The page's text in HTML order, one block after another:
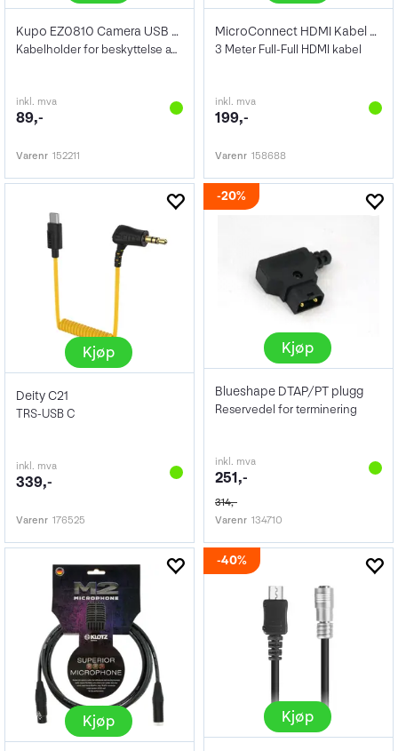
Kupo EZ0810 Camera USB Port Protector
Kabelholder for beskyttelse av USB konta
inkl. mva
89,-
Varenr 152211
MicroConnect HDMI Kabel 4K 3m
3 Meter Full-Full HDMI kabel
inkl. mva
199,-
Varenr 158688
Kjøp
Deity C21
TRS-USB C
inkl. mva
339,-
Varenr 176525
20%
Kjøp
Blueshape DTAP/PT plugg
Reservedel for terminering
inkl. mva
251,-
314,-
Varenr 134710
Kjøp
40%
Kjøp